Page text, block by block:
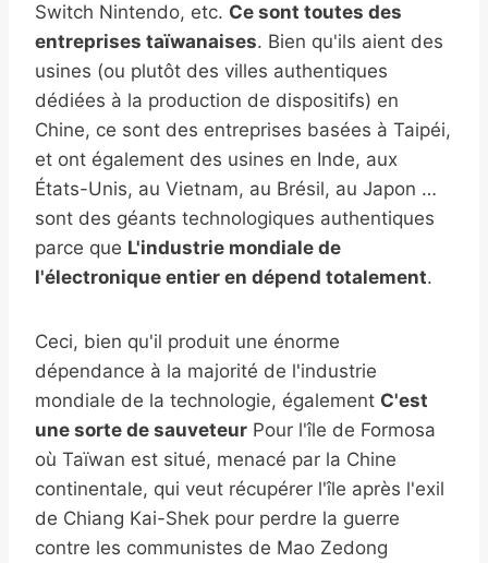
Switch Nintendo, etc. Ce sont toutes des
entreprises taïwanaises. Bien qu'ils aient des
usines (ou plutôt des villes authentiques
dédiées à la production de dispositifs) en
Chine, ce sont des entreprises basées à Taipéi,
et ont également des usines en Inde, aux
États-Unis, au Vietnam, au Brésil, au Japon …
sont des géants technologiques authentiques
parce que L'industrie mondiale de
l'électronique entier en dépend totalement.
Ceci, bien qu'il produit une énorme
dépendance à la majorité de l'industrie
mondiale de la technologie, également C'est
une sorte de sauveteur Pour l'île de Formosa
où Taïwan est situé, menacé par la Chine
continentale, qui veut récupérer l'île après l'exil
de Chiang Kai-Shek pour perdre la guerre
contre les communistes de Mao Zedong